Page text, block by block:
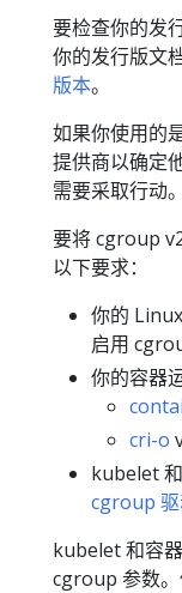
要检查你的发
你的发行版文
版本。
如果你使用的
提供商以确定
需要采取行动。
要将 cgroup
以下要求：
你的
启用
你的容器
cri-o
kubelet
cgroup
kubelet 和容
cgroup 参数